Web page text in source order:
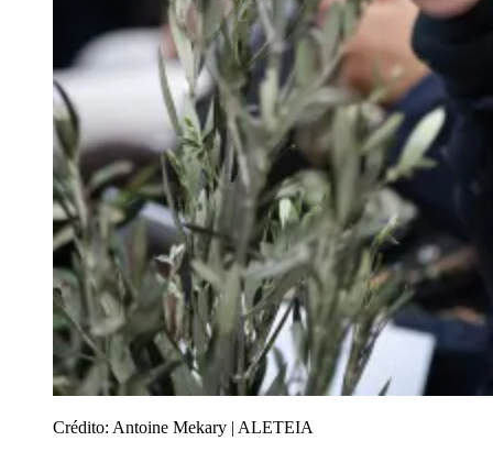
Crédito: Antoine Mekary | ALETEIA